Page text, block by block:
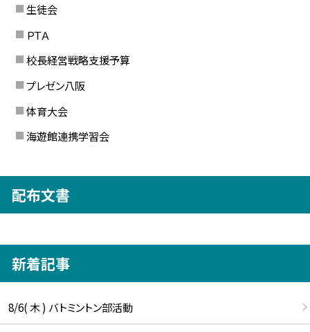
生徒会
ＰＴＡ
校長経営戦略支援予算
プレゼン八阪
体育大会
海遊館連携学習会
配布文書
新着記事
8/6( 木 ) バトミントン部活動